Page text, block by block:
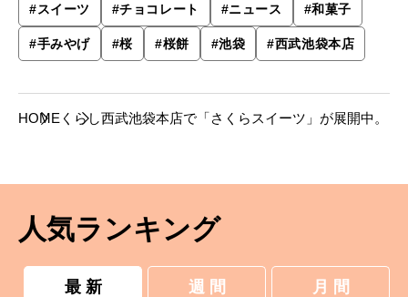
#スイーツ #チョコレート #ニュース #和菓子
#手みやげ #桜 #桜餅 #池袋 #西武池袋本店
HOME くらし西武池袋本店で「さくらスイーツ」が展開中。
人気ランキング
最 新 週 間 月 間